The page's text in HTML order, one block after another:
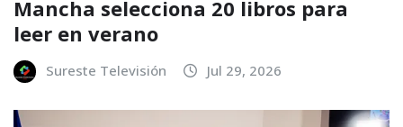
Mancha selecciona 20 libros para
leer en verano
Sureste Televisión Jul 29, 2026